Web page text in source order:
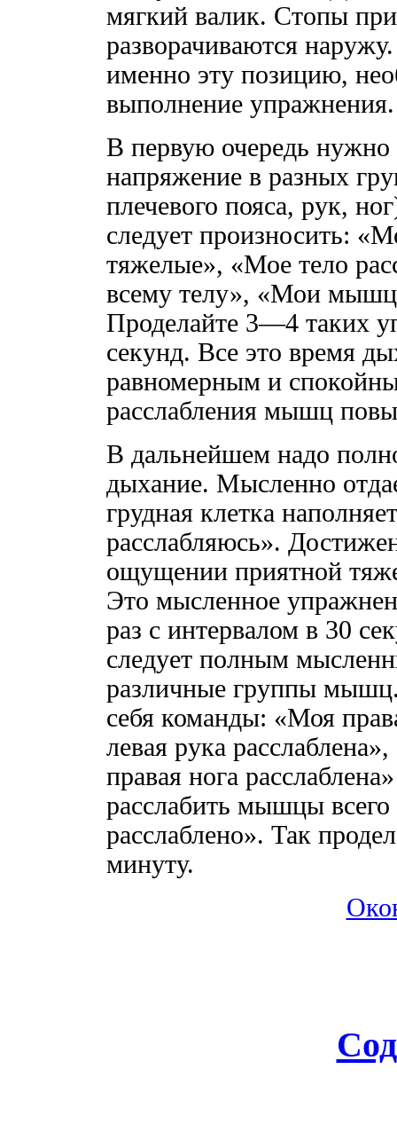
мягкий валик. Стопы
разворачиваются
именно эту позицию,
выполнение упражнения.
В первую очередь нужно
напряжение в разных
плечевого пояса, рук,
следует произносить:
тяжелые», «Мое тело
всему телу», «Мои
Проделайте 3—4 таких
секунд. Все это время
равномерным и
расслабления мышц
В дальнейшем надо
дыхание. Мысленно
грудная клетка
расслабляюсь».
ощущении приятной
Это мысленное
раз с интервалом в 30
следует полным
различные группы
себя команды: «Моя
левая рука
правая нога
расслабить мышцы всего
расслаблено». Так
минуту.